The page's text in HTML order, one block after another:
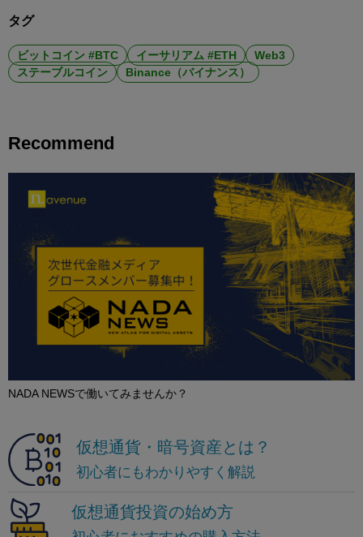
タグ
ビットコイン #BTC イーサリアム #ETH
Web3
ステーブルコイン
Binance（バイナンス）
Recommend
NADA NEWSで働いてみませんか？